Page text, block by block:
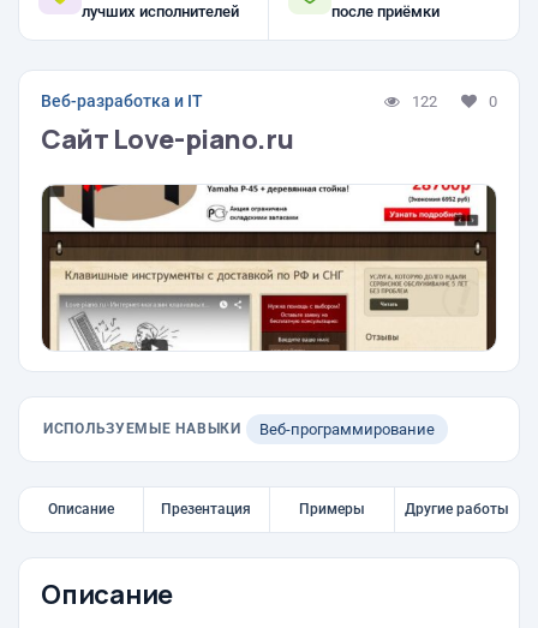
лучших исполнителей
после приёмки
Веб-разработка и IT 122 0
Сайт Love-piano.ru
ИСПОЛЬЗУЕМЫЕ НАВЫКИ Веб-программирование
Описание Презентация Примеры Другие работы
Описание